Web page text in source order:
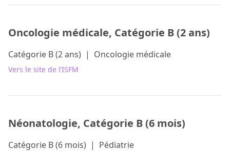
Oncologie médicale, Catégorie B (2 ans)
Catégorie B (2 ans) | Oncologie médicale
Vers le site de l’ISFM
Néonatologie, Catégorie B (6 mois)
Catégorie B (6 mois) | Pédiatrie